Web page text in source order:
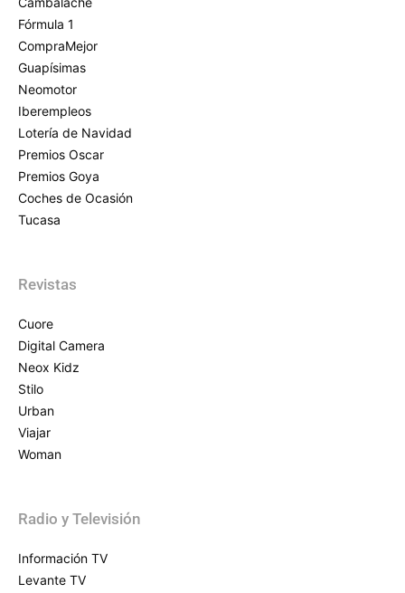
Fórmula 1
CompraMejor
Guapísimas
Neomotor
Iberempleos
Lotería de Navidad
Premios Oscar
Premios Goya
Coches de Ocasión
Tucasa
Revistas
Cuore
Digital Camera
Neox Kidz
Stilo
Urban
Viajar
Woman
Radio y Televisión
Información TV
Levante TV